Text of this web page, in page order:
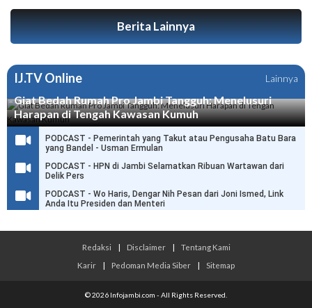
Berita Lainnya
IJ.TV Online Lainnya
Giat Bedah Rumah Pro Jambi Tangguh: Menelusuri
Harapan di Tengah Kawasan Kumuh
PODCAST - Pemerintah yang Takut atau Pengusaha Batu Bara
yang Bandel - Usman Ermulan
PODCAST - HPN di Jambi Selamatkan Ribuan Wartawan dari
Delik Pers
PODCAST - Wo Haris, Dengar Nih Pesan dari Joni Ismed, Link
Anda Itu Presiden dan Menteri
Redaksi | Disclaimer |
Tentang Kami
Karir
| Pedoman Media Siber | Sitemap
© 2026 Infojambi.com - All Rights Reserved.